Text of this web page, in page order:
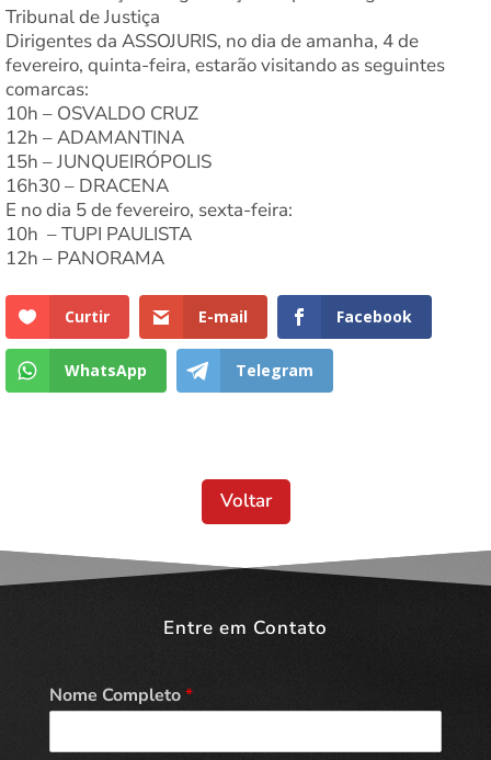
Tribunal de Justiça
Dirigentes da ASSOJURIS, no dia de amanha, 4 de
fevereiro, quinta-feira, estarão visitando as seguintes
comarcas:
10h – OSVALDO CRUZ
12h – ADAMANTINA
15h – JUNQUEIRÓPOLIS
16h30 – DRACENA
E no dia 5 de fevereiro, sexta-feira:
10h – TUPI PAULISTA
12h – PANORAMA
Curtir E-mail Facebook
WhatsApp Telegram
Voltar
Entre em Contato
Nome Completo*